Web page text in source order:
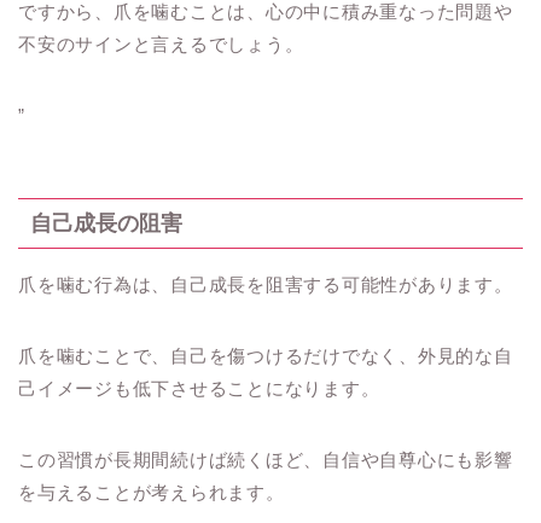
ですから、爪を噛むことは、心の中に積み重なった問題や
不安のサインと言えるでしょう。
”
自己成長の阻害
爪を噛む行為は、自己成長を阻害する可能性があります。
爪を噛むことで、自己を傷つけるだけでなく、外見的な自
己イメージも低下させることになります。
この習慣が長期間続けば続くほど、自信や自尊心にも影響
を与えることが考えられます。